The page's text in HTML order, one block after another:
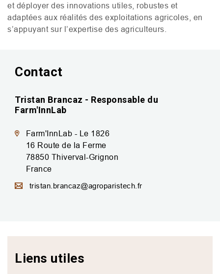
et déployer des innovations utiles, robustes et
adaptées aux réalités des exploitations agricoles, en
s’appuyant sur l’expertise des agriculteurs.
Contact
Tristan Brancaz - Responsable du
Farm'InnLab
Farm'InnLab - Le 1826
16 Route de la Ferme
78850 Thiverval-Grignon
France
tristan.brancaz@agroparistech.fr
Liens utiles